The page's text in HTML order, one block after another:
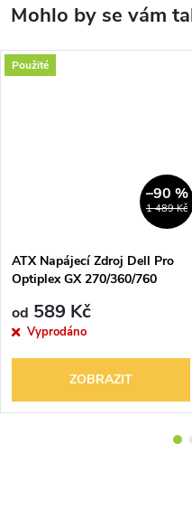
Použité
1 489 Kč
–90 %
ATX Napájecí Zdroj Dell Pro
Optiplex GX 270/360/760
250W 160W
od 589 Kč
Vyprodáno
ZOBRAZIT